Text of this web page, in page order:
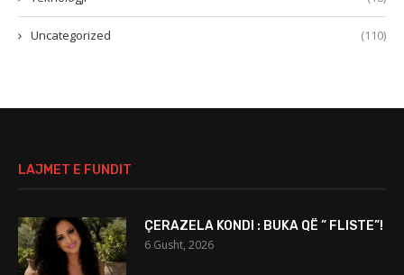
Uncategorized (110)
LAJMET E FUNDIT
ÇERAZELA KONDI : BUKA QË ” FLISTE”!
6 Gusht, 2026